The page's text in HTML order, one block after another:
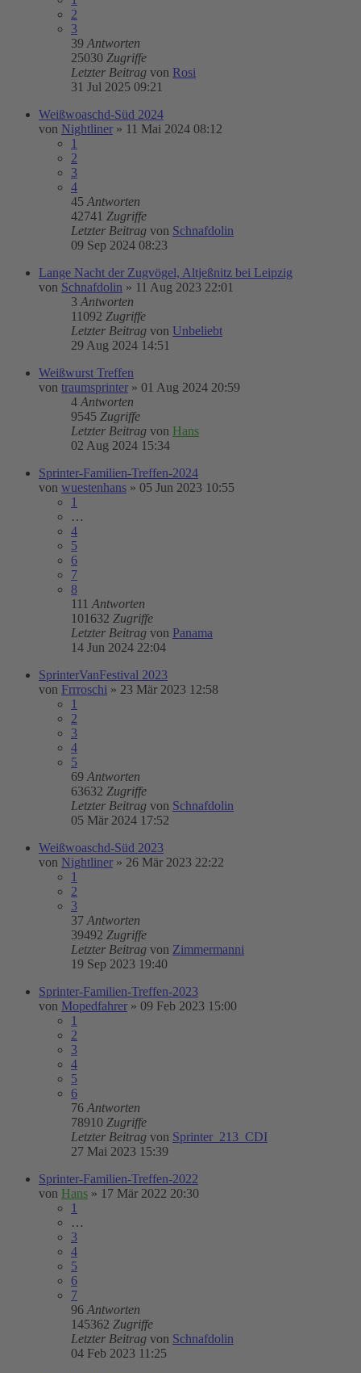
2
3
39 Antworten
25030 Zugriffe
Letzter Beitrag von Rosi
31 Jul 2025 09:21
Weißwoaschd-Süd 2024
von Nightliner » 11 Mai 2024 08:12
1
2
3
4
45 Antworten
42741 Zugriffe
Letzter Beitrag von Schnafdolin
09 Sep 2024 08:23
Lange Nacht der Zugvögel, Altjeßnitz bei Leipzig
von Schnafdolin » 11 Aug 2023 22:01
3 Antworten
11092 Zugriffe
Letzter Beitrag von Unbeliebt
29 Aug 2024 14:51
Weißwurst Treffen
von traumsprinter » 01 Aug 2024 20:59
4 Antworten
9545 Zugriffe
Letzter Beitrag von Hans
02 Aug 2024 15:34
Sprinter-Familien-Treffen-2024
von wuestenhans » 05 Jun 2023 10:55
1
…
4
5
6
7
8
111 Antworten
101632 Zugriffe
Letzter Beitrag von Panama
14 Jun 2024 22:04
SprinterVanFestival 2023
von Frrroschi » 23 Mär 2023 12:58
1
2
3
4
5
69 Antworten
63632 Zugriffe
Letzter Beitrag von Schnafdolin
05 Mär 2024 17:52
Weißwoaschd-Süd 2023
von Nightliner » 26 Mär 2023 22:22
1
2
3
37 Antworten
39492 Zugriffe
Letzter Beitrag von Zimmermanni
19 Sep 2023 19:40
Sprinter-Familien-Treffen-2023
von Mopedfahrer » 09 Feb 2023 15:00
1
2
3
4
5
6
76 Antworten
78910 Zugriffe
Letzter Beitrag von Sprinter_213_CDI
27 Mai 2023 15:39
Sprinter-Familien-Treffen-2022
von Hans » 17 Mär 2022 20:30
1
…
3
4
5
6
7
96 Antworten
145362 Zugriffe
Letzter Beitrag von Schnafdolin
04 Feb 2023 11:25